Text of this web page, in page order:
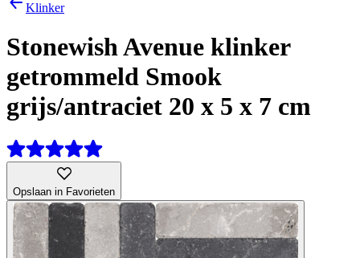
Klinker
Stonewish Avenue klinker
getrommeld Smook
grijs/antraciet 20 x 5 x 7 cm
Opslaan in Favorieten